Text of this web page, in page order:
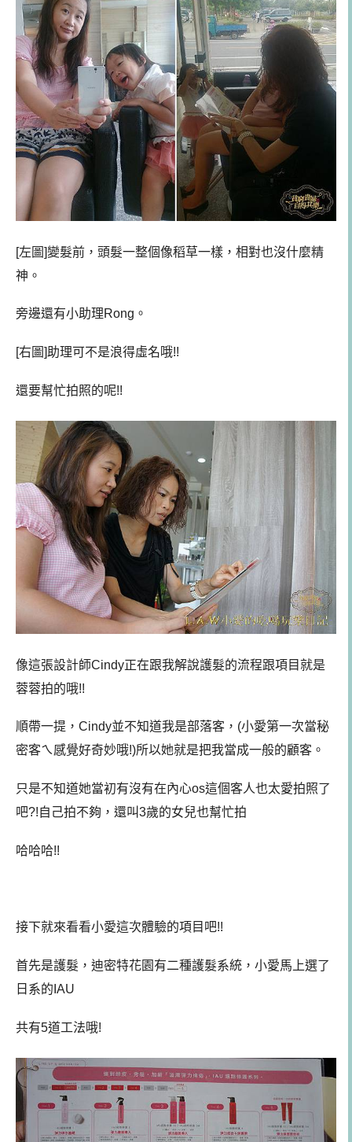
[左圖]變髮前，頭髮一整個像稻草一樣，相對也沒什麼精
神。
旁邊還有小助理Rong。
[右圖]助理可不是浪得虛名哦!!
還要幫忙拍照的呢!!
像這張設計師Cindy正在跟我解說護髮的流程跟項目就是
蓉蓉拍的哦!!
順帶一提，Cindy並不知道我是部落客，(小愛第一次當秘
密客ㄟ感覺好奇妙哦!)所以她就是把我當成一般的顧客。
只是不知道她當初有沒有在內心os這個客人也太愛拍照了
吧?!自己拍不夠，還叫3歲的女兒也幫忙拍
哈哈哈!!
接下就來看看小愛這次體驗的項目吧!!
首先是護髮，迪密特花園有二種護髮系統，小愛馬上選了
日系的IAU
共有5道工法哦!